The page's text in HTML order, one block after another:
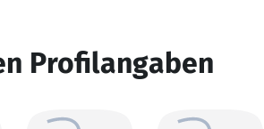
Profilangaben